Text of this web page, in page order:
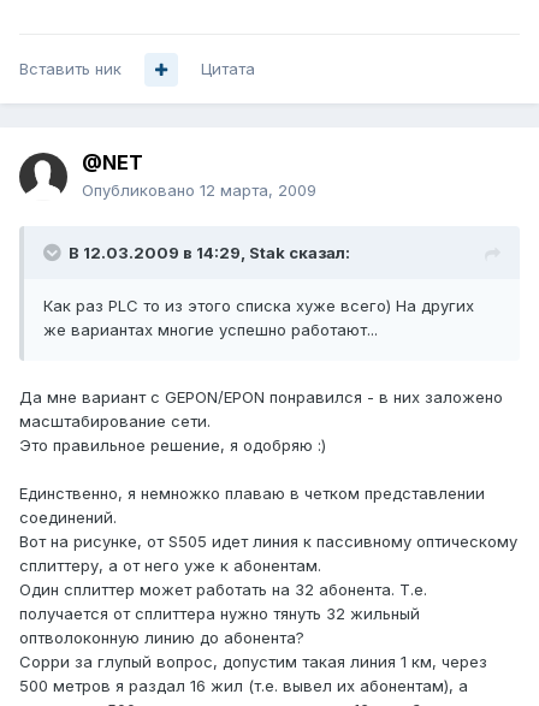
Вставить ник Цитата
@NET
Опубликовано 12 марта, 2009
В 12.03.2009 в 14:29, Stak сказал:
Как раз PLC то из этого списка хуже всего) На других
же вариантах многие успешно работают...
Да мне вариант с GEPON/EPON понравился - в них заложено
масштабирование сети.
Это правильное решение, я одобряю :)
Единственно, я немножко плаваю в четком представлении
соединений.
Вот на рисунке, от S505 идет линия к пассивному оптическому
сплиттеру, а от него уже к абонентам.
Один сплиттер может работать на 32 абонента. Т.е.
получается от сплиттера нужно тянуть 32 жильный
оптволоконную линию до абонента?
Сорри за глупый вопрос, допустим такая линия 1 км, через
500 метров я раздал 16 жил (т.е. вывел их абонентам), а